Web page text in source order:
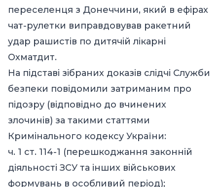
переселенця з Донеччини, який в ефірах
чат-рулетки виправдовував ракетний
удар рашистів по дитячій лікарні
Охматдит.
На підставі зібраних доказів слідчі Служби
безпеки повідомили затриманим про
підозру (відповідно до вчинених
злочинів) за такими статтями
Кримінального кодексу України:
ч. 1 ст. 114-1 (перешкоджання законній
діяльності ЗСУ та інших військових
формувань в особливий період);